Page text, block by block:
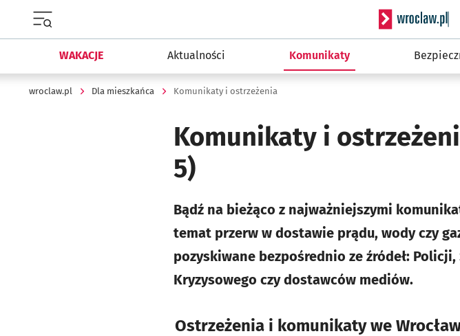
Serwis
WAKACJE Aktualności Komunikaty
wroclaw.pl Dla mieszkańca Komunikaty i ostrzeżenia
Komunikaty i
5)
Bądź na bieżąco z najważniejszymi
temat przerw w dostawie prądu, wody czy
pozyskiwane bezpośrednio ze źródeł:
Kryzysowego czy dostawców mediów.
Ostrzeżenia i komunikaty we